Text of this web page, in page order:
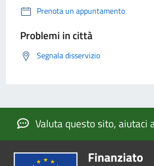
Prenota un appuntamento
Problemi in città
Segnala disservizio
Valuta questo sito, aiutaci